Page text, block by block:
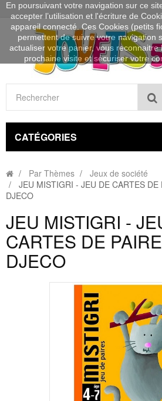
CATÉGORIES
Par Thèmes
Jeux de société
JEU MISTIGRI - JEU DE CARTES DE
DJECO
JEU MISTIGRI -
CARTES DE
DJECO
En poursuivant votre navigation sur ce
accepter l’utilisation et l'écriture de
appareil connecté. Ces Cookies (petits
permettent de suivre votre navigation
actualiser votre panier, vous reconnaitre
prochaine visite et sécuriser votre